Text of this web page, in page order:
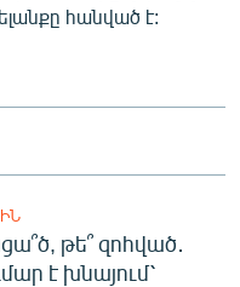
հանված է:
թե՞ զոհված․
է խնայում՝